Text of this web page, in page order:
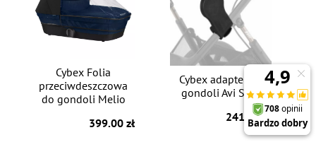
Cybex Folia
przeciwdeszczowa
do gondoli Melio
399.00 zł
Cybex adapter do
gondoli Avi Spin
241.00 zł